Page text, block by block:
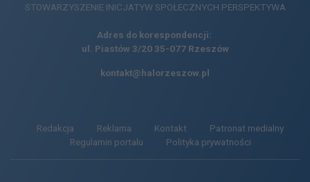
STOWARZYSZENIE INICJATYW SPOŁECZNYCH PERSPEKTYWA
Adres do korespondencji:
ul. Piastów 3/20 35-077 Rzeszów
kontakt@halorzeszow.pl
Redakcja Reklama Kontakt
Patronat medialny
Regulamin portalu
Polityka prywatności